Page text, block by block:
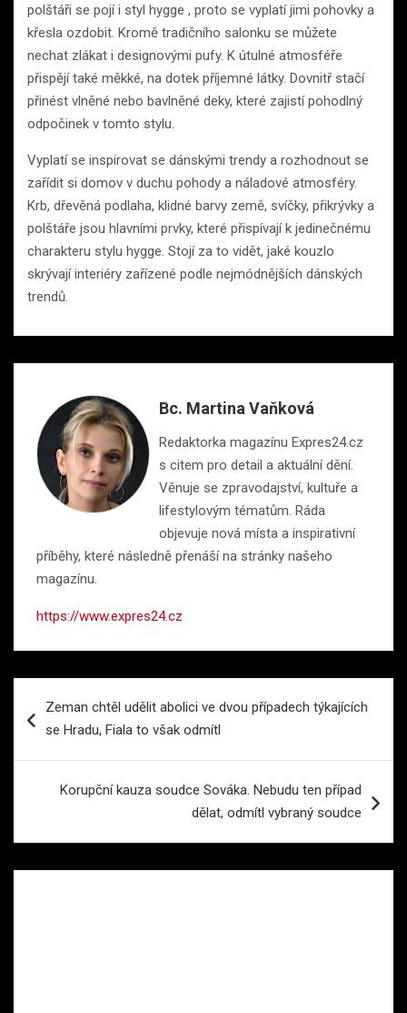
polštáři se pojí i styl hygge , proto se vyplatí jimi pohovky a
křesla ozdobit. Kromě tradičního salonku se můžete
nechat zlákat i designovými pufy. K útulné atmosféře
přispějí také měkké, na dotek příjemné látky. Dovnitř stačí
přinést vlněné nebo bavlněné deky, které zajistí pohodlný
odpočinek v tomto stylu.
Vyplatí se inspirovat se dánskými trendy a rozhodnout se
zařídit si domov v duchu pohody a náladové atmosféry.
Krb, dřevěná podlaha, klidné barvy země, svíčky, přikrývky a
polštáře jsou hlavními prvky, které přispívají k jedinečnému
charakteru stylu hygge. Stojí za to vidět, jaké kouzlo
skrývají interiéry zařízené podle nejmódnějších dánských
trendů.
Bc. Martina Vaňková
Redaktorka magazínu Expres24.cz
s citem pro detail a aktuální dění.
Věnuje se zpravodajství, kultuře a
lifestylovým tématům. Ráda
objevuje nová místa a inspirativní
příběhy, které následně přenáší na stránky našeho
magazínu.
https://www.expres24.cz
proZeman chtěl udělit abolici ve dvou případech týkajících
se Hradu, Fiala to však odmítl
Korupční kauza soudce Sováka. Nebudu ten případ
dělat, odmítl vybraný soudce